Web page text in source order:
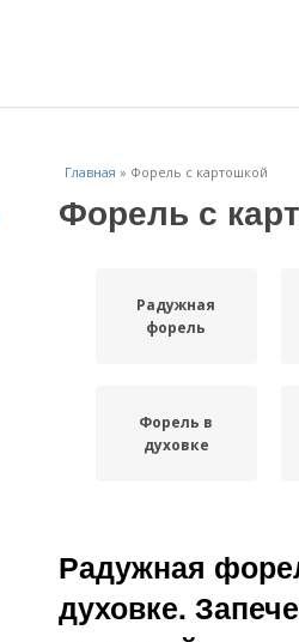
Главная » Форель с картошкой
Форель с
Радужная
форель
Форель в
духовке
Радужная
духовке.